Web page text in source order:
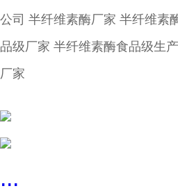
公司 半纤维素酶厂家 半纤维素
品级厂家 半纤维素酶食品级生
厂家
...